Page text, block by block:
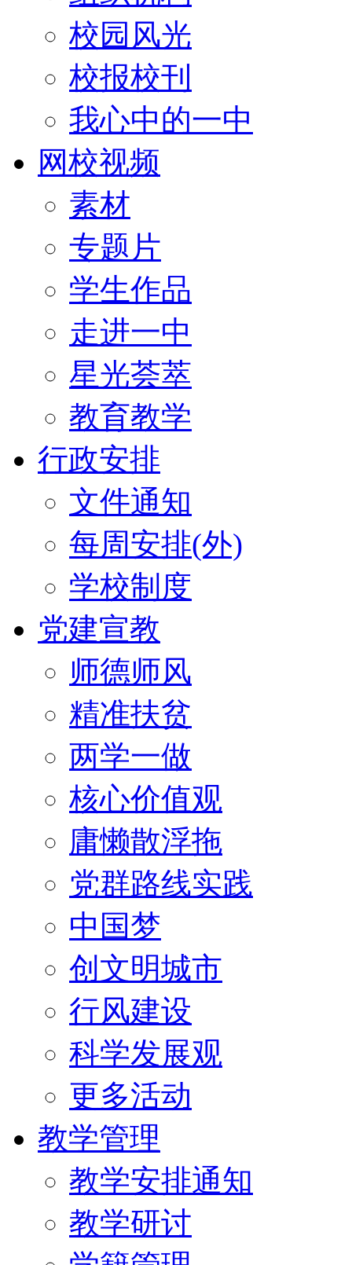
校园风光
校报校刊
我心中的一中
网校视频
素材
专题片
学生作品
走进一中
星光荟萃
教育教学
行政安排
文件通知
每周安排(外)
学校制度
党建宣教
师德师风
精准扶贫
两学一做
核心价值观
庸懒散浮拖
党群路线实践
中国梦
创文明城市
行风建设
科学发展观
更多活动
教学管理
教学安排通知
教学研讨